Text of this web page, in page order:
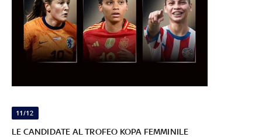
11/12
LE CANDIDATE AL TROFEO KOPA FEMMINILE